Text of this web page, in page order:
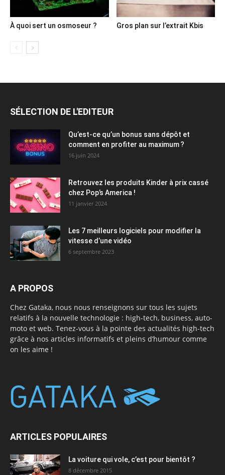
À quoi sert un osmoseur ? Gros plan sur l’extrait Kbis
SÉLECTION DE L'EDITEUR
Qu’est-ce qu’un bonus sans dépôt et
comment en profiter au maximum ?
16 juin 2024
Retrouvez les produits Kinder à prix cassé
chez Pop’s America !
11 janvier 2024
Les 7 meilleurs logiciels pour modifier la
vitesse d’une vidéo
6 septembre 2023
A PROPOS
Chez Gataka, nous nous renseignons sur tous les sujets
relatifs à la nouvelle technologie : high-tech, business, auto-
moto et web. Tenez-vous à la pointe des actualités high-tech
grâce à nos articles informatifs et pleins d’humour comme
on les aime !
ARTICLES POPULAIRES
La voiture qui vole, c’est pour bientôt ?
8 décembre 2015